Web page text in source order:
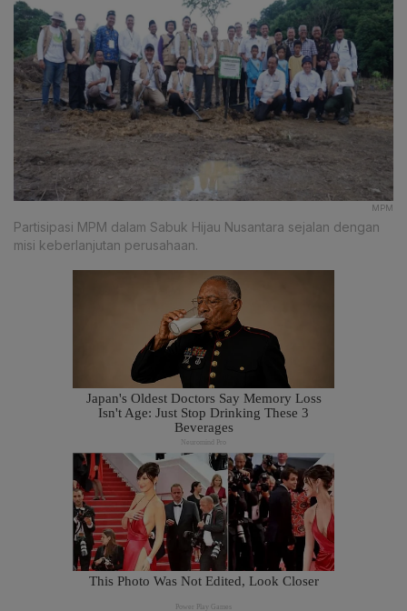
MPM
Partisipasi MPM dalam Sabuk Hijau Nusantara sejalan dengan
misi keberlanjutan perusahaan.